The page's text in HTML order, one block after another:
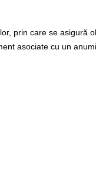
prin care se asigură
asociate cu un